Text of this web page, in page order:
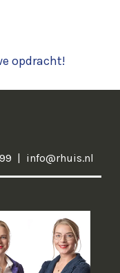
opdracht!
info@rhuis.nl